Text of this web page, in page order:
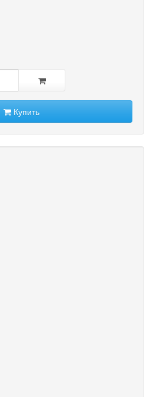
Купить